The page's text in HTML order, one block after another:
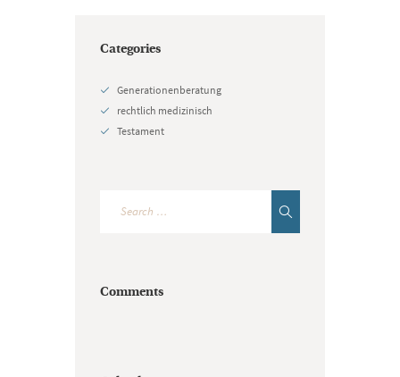
Categories
Generationenberatung
rechtlich medizinisch
Testament
Comments